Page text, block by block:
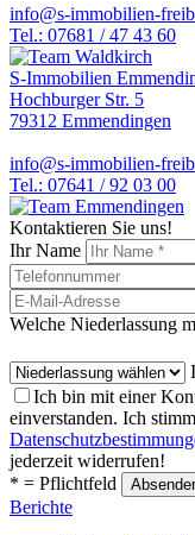
info@s-immobilien-
Tel.: 07681 / 47 43 60
S-Immobilien
Hochburger Str. 5
79312 Emmendingen
info@s-immobilien-
Tel.: 07641 / 92 03 00
Kontaktieren Sie uns!
Ihr Name
Welche Niederlassung
Ich bin mit einer
einverstanden. Ich
jederzeit widerrufen!
* = Pflichtfeld
Berichte